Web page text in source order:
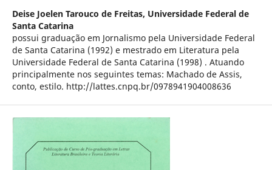
Deise Joelen Tarouco de Freitas, Universidade Federal de
Santa Catarina
possui graduação em Jornalismo pela Universidade Federal
de Santa Catarina (1992) e mestrado em Literatura pela
Universidade Federal de Santa Catarina (1998) . Atuando
principalmente nos seguintes temas: Machado de Assis,
conto, estilo. http://lattes.cnpq.br/0978941904008636